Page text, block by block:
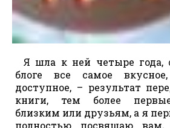
Я шла к ней четыре года,
блоге все самое
доступное, – результат
книги, тем более
близким или друзьям, а я
полностью посвящаю вам,